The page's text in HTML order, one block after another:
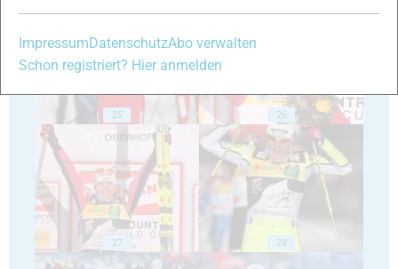
25 26
27 28
ImpressumDatenschutzAbo verwalten
Schon registriert? Hier anmelden